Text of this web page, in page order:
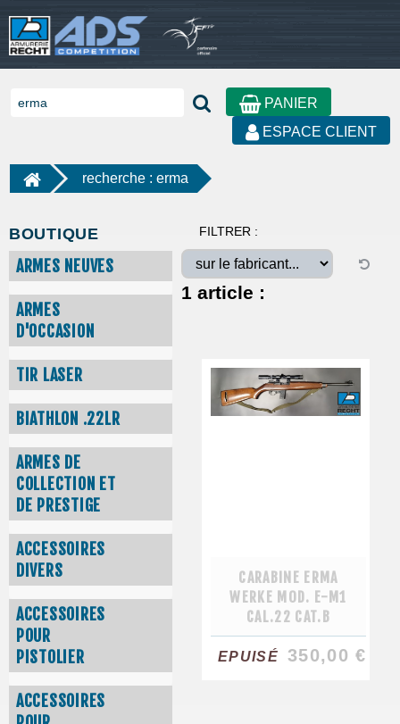
PANIER
ESPACE CLIENT
recherche : erma
BOUTIQUE
ARMES NEUVES
ARMES
D'OCCASION
TIR LASER
BIATHLON .22LR
ARMES DE
COLLECTION ET
DE PRESTIGE
ACCESSOIRES
DIVERS
ACCESSOIRES
POUR
PISTOLIER
ACCESSOIRES
FILTRER :
1 article :
CARABINE ERMA
WERKE MOD. E-M1
CAL.22 CAT.B
EPUISÉ 350,00 €